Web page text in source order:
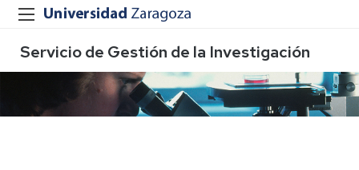
Servicio de Gestión de la Investigación